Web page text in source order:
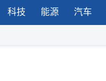
科技 能源 汽车